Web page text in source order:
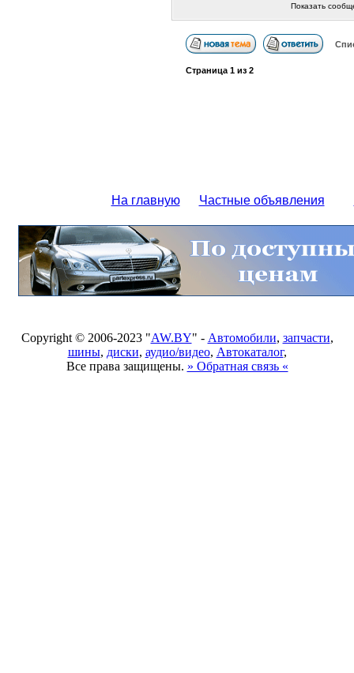
Показать
Страница 1из 2
На главную Частные объявления
Copyright © 2006-2023 "AW.BY" - Автомобили, запчасти,
шины, диски, аудио/видео, Автокаталог,
Все права защищены. » Обратная связь «